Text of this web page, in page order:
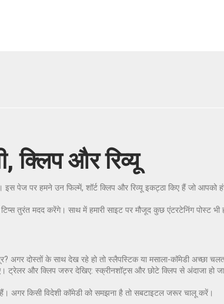
क्लिप और रिव्यू
पेज पर हमने उन फिल्में, शॉर्ट क्लिप और रिव्यू इकट्ठा किए हैं जो आपको
तुरंत मदद करेंगे। साथ में हमारी साइट पर मौजूद कुछ एंटरटेनिंग
अगर दोस्तों के साथ देख रहे हो तो स्लैपस्टिक या मसाला-कॉमेडी अच्छा
ट्रेलर और क्लिप जरुर देखिए: स्क्रीनशॉट्स और छोटे क्लिप से अंदाजा हो
अगर किसी विदेशी कॉमेडी को समझना है तो सबटाइटल जरूर चालू करें।